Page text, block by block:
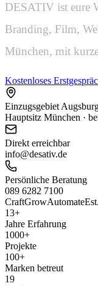
DESATIV ist eure
Branding, Film,
München, mit
Kostenloses
Einzugsgebiet
Hauptsitz München ·
Direkt erreichbar
info@desativ.de
Persönliche Beratung
089 6282 7100
CraftGrowAutomate
13+
Jahre Erfahrung
1000+
Projekte
100+
Marken betreut
19